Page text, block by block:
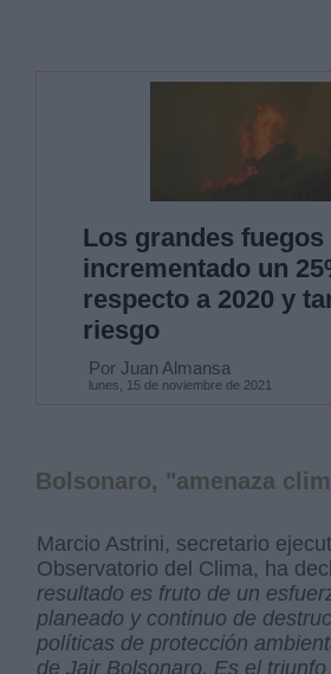
Los grandes fuegos
incrementado un
respecto a 2020 y
riesgo
Por Juan Almansa
lunes, 15 de noviembre de 2021
Bolsonaro, "amenaza
Marcio Astrini, secretario
Observatorio del Clima, ha
resultado es fruto de un
planeado y continuo de
políticas de protección
de Jair Bolsonaro. Es el